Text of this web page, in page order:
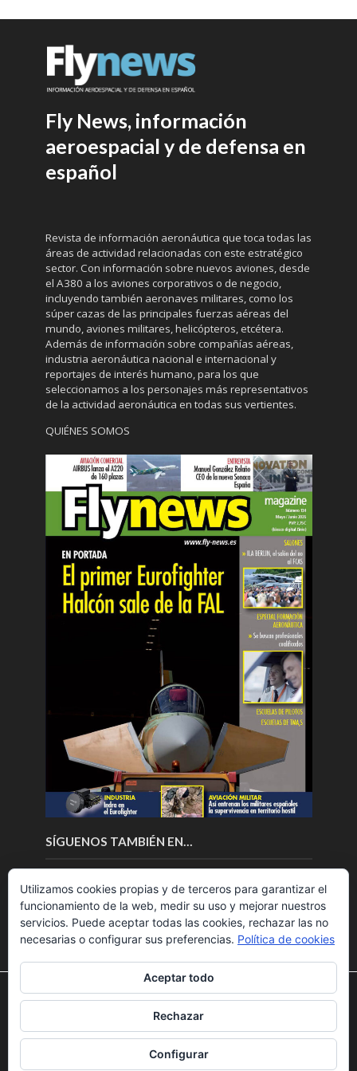
Fly News, información
aeroespacial y de defensa en
español
Revista de información aeronáutica que toca todas las
áreas de actividad relacionadas con este estratégico
sector. Con información sobre nuevos aviones, desde
el A380 a los aviones corporativos o de negocio,
incluyendo también aeronaves militares, como los
súper cazas de las principales fuerzas aéreas del
mundo, aviones militares, helicópteros, etcétera.
Además de información sobre compañías aéreas,
industria aeronáutica nacional e internacional y
reportajes de interés humano, para los que
seleccionamos a los personajes más representativos
de la actividad aeronáutica en todas sus vertientes.
QUIÉNES SOMOS
SÍGUENOS TAMBIÉN EN…
Copyright © 2018.Fly News.Noticias aerospacial
UAS aviación comercial
Utilizamos cookies para ofrecerte la mejor experiencia en
nuestra web.
Puedes aprender más sobre qué cookies utilizamos o
desactivarlas en losajustes.
Utilizamos cookies propias y de terceros para garantizar el
funcionamiento de la web, medir su uso y mejorar nuestros
servicios. Puede aceptar todas las cookies, rechazar las no
necesarias o configurar sus preferencias. Política de cookies
Aceptar todo
Rechazar
Configurar